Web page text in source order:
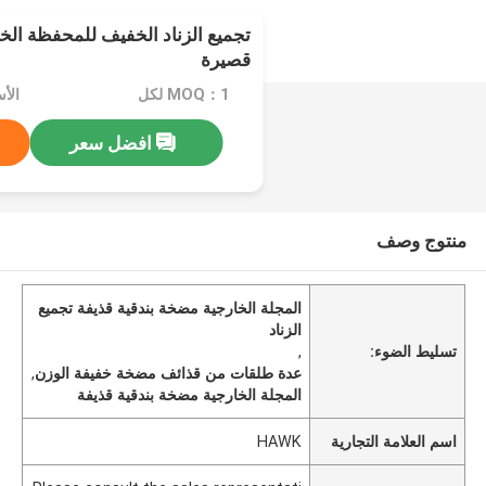
تجميع الزناد الخفيف للمحفظة
قصيرة
MOQ：1 لكل
افضل سعر
منتوج وصف
تسليط الضوء:
المجلة الخارجية مضخة بندقية قذيفة تجميع
الزناد
,
عدة طلقات من قذائف مضخة خفيفة الوزن,
المجلة الخارجية مضخة بندقية قذيفة
اسم العلامة التجارية HAWK